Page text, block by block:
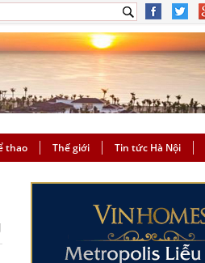
thao Thế giới Tin tức Hà Nội